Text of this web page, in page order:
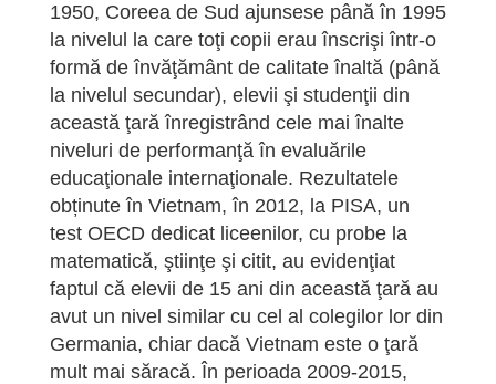
1950, Coreea de Sud ajunsese până în 1995
la nivelul la care toţi copii erau înscrişi într-o
formă de învăţământ de calitate înaltă (până
la nivelul secundar), elevii şi studenţii din
această ţară înregistrând cele mai înalte
niveluri de performanţă în evaluările
educaţionale internaţionale. Rezultatele
obținute în Vietnam, în 2012, la PISA, un
test OECD dedicat liceenilor, cu probe la
matematică, ştiinţe şi citit, au evidenţiat
faptul că elevii de 15 ani din această ţară au
avut un nivel similar cu cel al colegilor lor din
Germania, chiar dacă Vietnam este o ţară
mult mai săracă. În perioada 2009-2015,